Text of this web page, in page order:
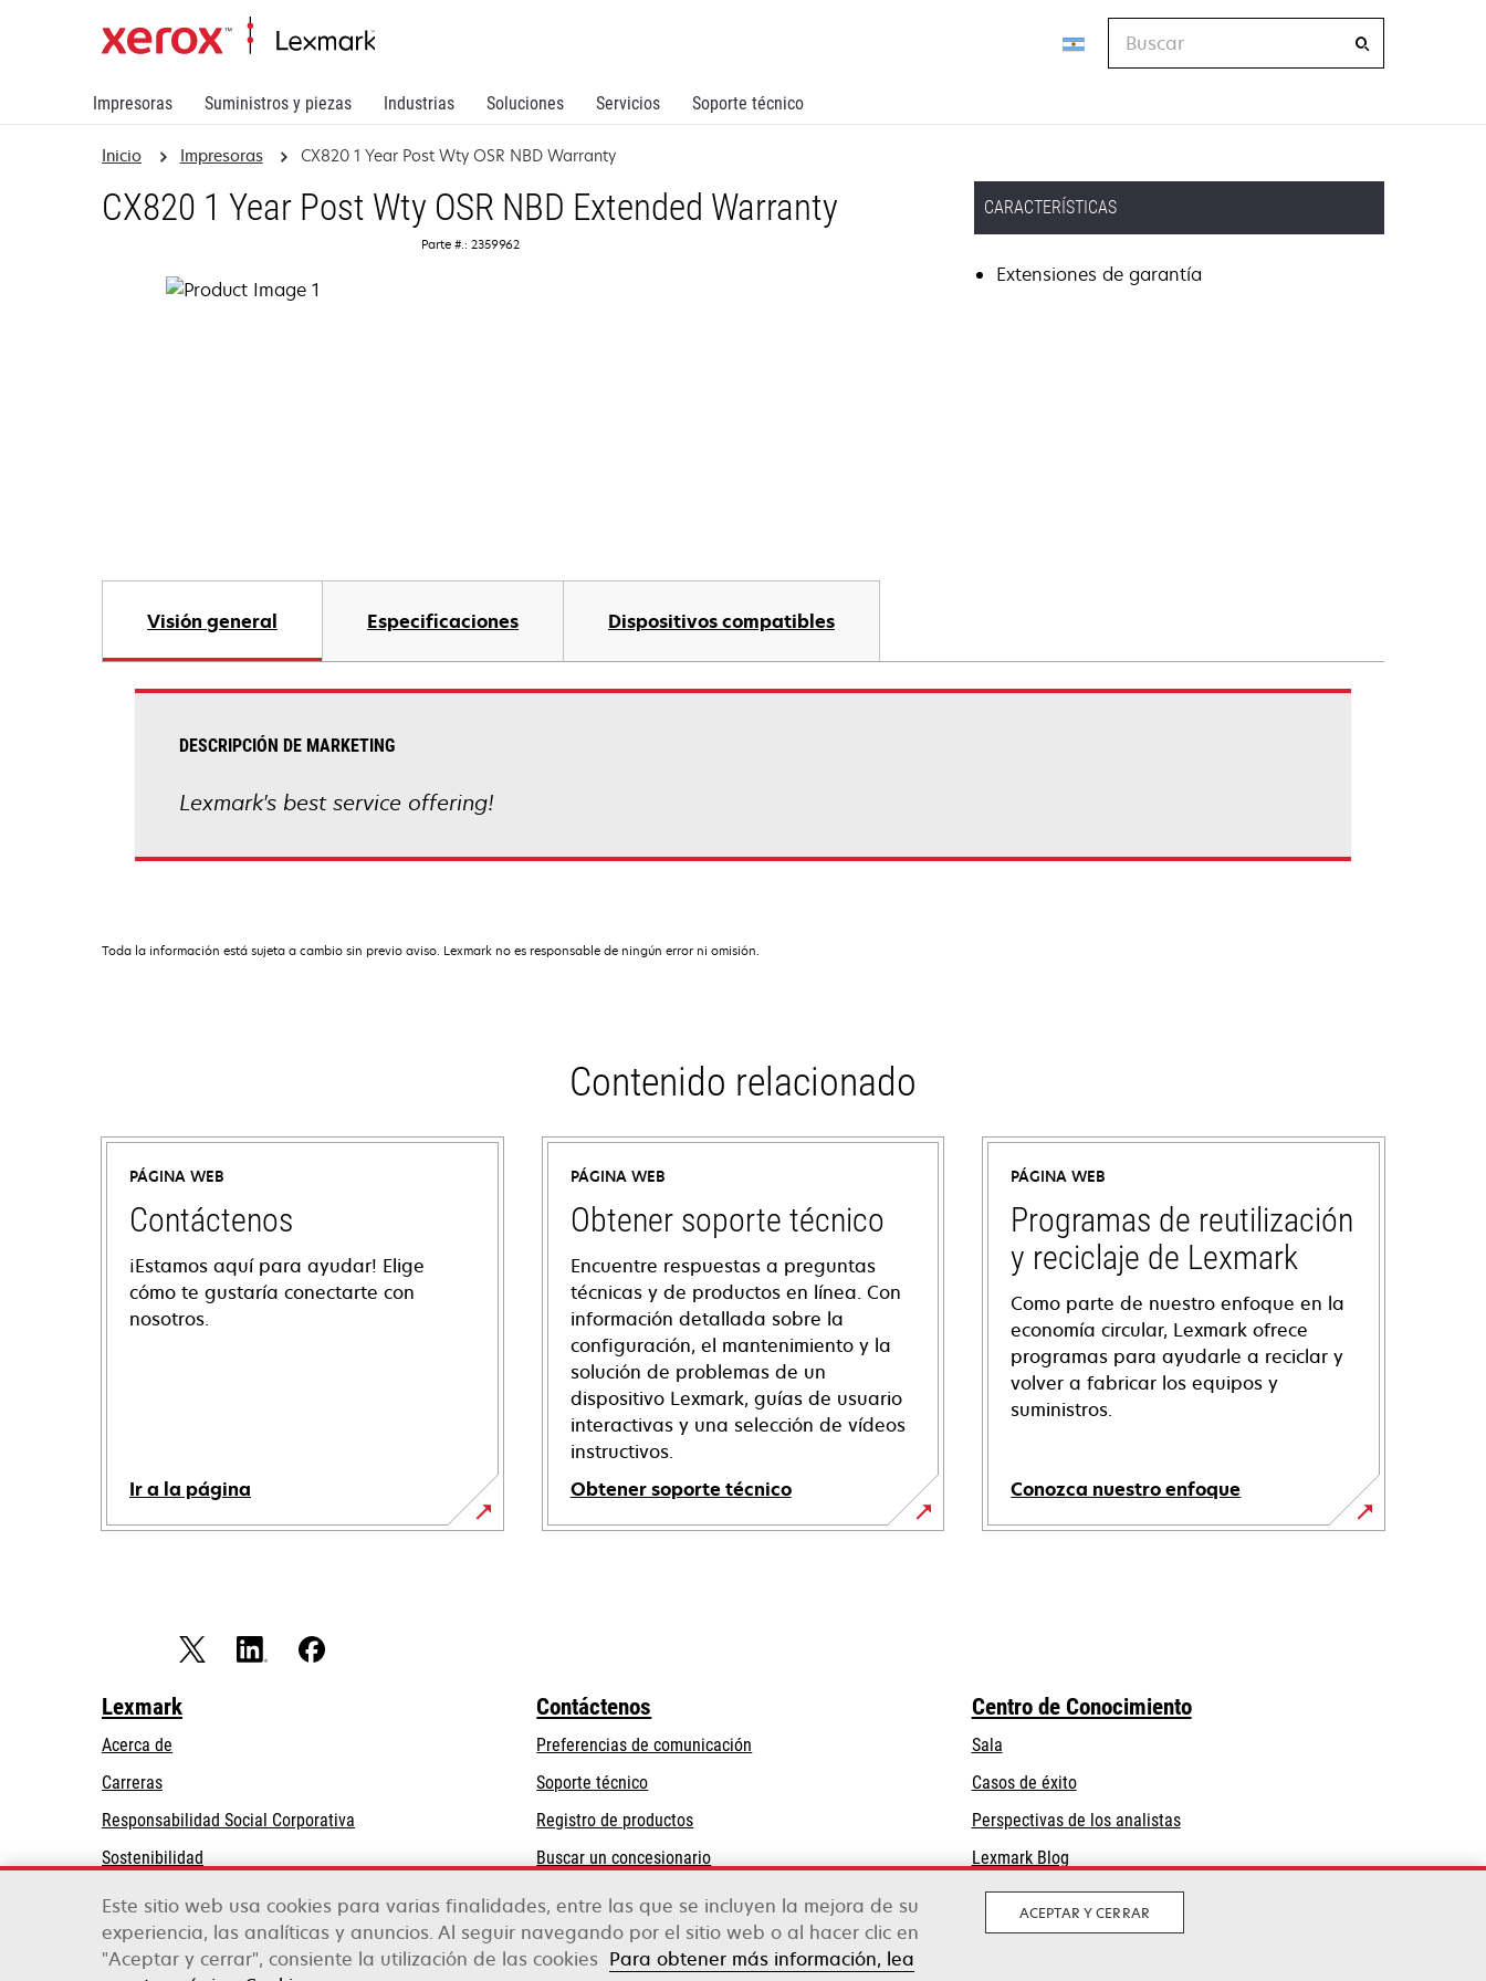
Impresoras Suministros y piezas Industrias Soluciones Servicios Soporte técnico
Inicio Impresoras CX820 1 Year Post Wty OSR NBD Warranty
CX820 1 Year Post Wty OSR NBD Extended Warranty
Parte #.: 2359962
CARACTERÍSTICAS
Extensiones de garantía
Visión general Especificaciones Dispositivos compatibles
DESCRIPCIÓN DE MARKETING
Lexmark's best service offering!
Toda la información está sujeta a cambio sin previo aviso. Lexmark no es responsable de ningún error ni omisión.
Contenido relacionado
PÁGINA WEB
Contáctenos
¡Estamos aquí para ayudar! Elige
cómo te gustaría conectarte con
nosotros.
Ir a la página
PÁGINA WEB
Obtener soporte técnico
Encuentre respuestas a preguntas
técnicas y de productos en línea. Con
información detallada sobre la
configuración, el mantenimiento y la
solución de problemas de un
dispositivo Lexmark, guías de usuario
interactivas y una selección de vídeos
instructivos.
Obtener soporte técnico
se
PÁGINA WEB
Programas de reutilización
y reciclaje de Lexmark
Como parte de nuestro enfoque en la
economía circular, Lexmark ofrece
programas para ayudarle a reciclar y
volver a fabricar los equipos y
suministros.
Conozca nuestro enfoque
Lexmark
Acerca de
Carreras
Responsabilidad Social Corporativa
en
una
pestaña
nueva
Sostenibilidad
Partners de Lexmark
Contáctenos
Preferencias de comunicación
Soporte técnicose
abre
en
una
nueva
Registro de productos
Buscar un concesionario
Centro de Conocimiento
Sala
Casos de éxito
Perspectivas de los analistas
Lexmark Blog
Lexmark International, Inc., una empresa de Xerox
Este sitio web usa cookies para varias finalidades, entre las que se incluyen la mejora de su
experiencia, las analíticas y anuncios. Al seguir navegando por el sitio web o al hacer clic en
"Aceptar y cerrar", consiente la utilización de las cookies Para obtener más información, lea
ACEPTAR Y CERRAR